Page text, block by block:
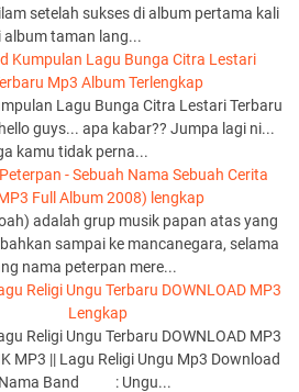
setelah sukses di album pertama kali
album taman lang...
Kumpulan Lagu Bunga Citra Lestari
Mp3 Album Terlengkap
Lagu Bunga Citra Lestari Terbaru
guys... apa kabar?? Jumpa lagi ni...
kamu tidak perna...
- Sebuah Nama Sebuah Cerita
Full Album 2008) lengkap
adalah grup musik papan atas yang
sampai ke mancanegara, selama
nama peterpan mere...
Religi Ungu Terbaru DOWNLOAD MP3
Lengkap
Religi Ungu Terbaru DOWNLOAD MP3
MP3 || Lagu Religi Ungu Mp3 Download
Nama Band : Ungu...